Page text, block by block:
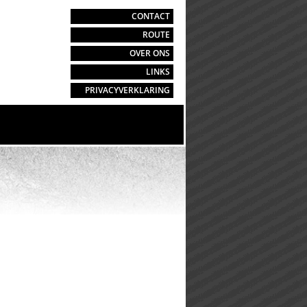
CONTACT
ROUTE
OVER ONS
LINKS
PRIVACYVERKLARING